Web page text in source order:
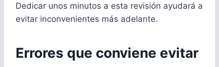
Dedicar unos minutos a esta revisión ayudará a
evitar inconvenientes más adelante.
Errores que conviene evitar